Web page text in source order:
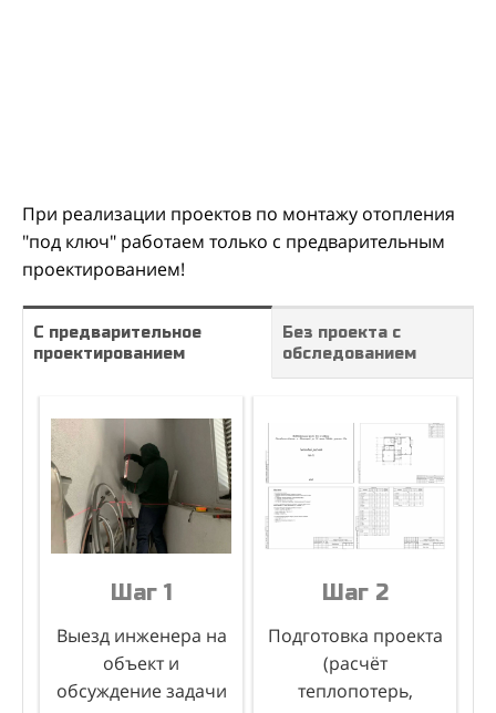
При реализации проектов по монтажу отопления
"под ключ" работаем только с предварительным
проектированием!
С предварительное
проектированием
Без проекта с
обследованием
Шаг 1
Выезд инженера на
объект и
обсуждение задачи
Шаг 2
Подготовка проекта
(расчёт
теплопотерь,
Шаг 1
Выезд инженера и
обсуждение задачи
Шаг 2
Подготовка сметы
под
ваш проект